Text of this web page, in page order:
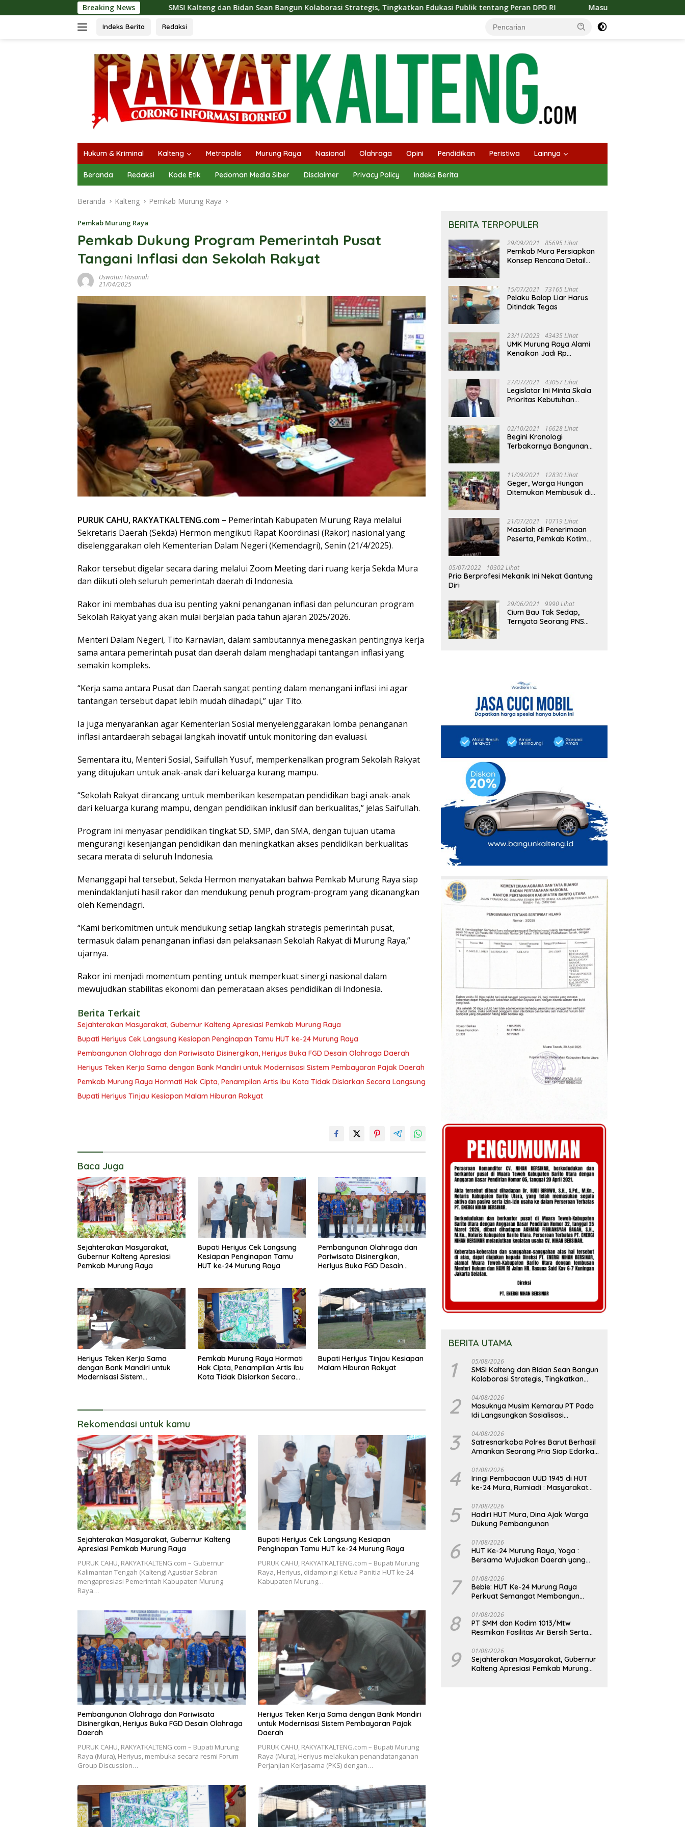
ke
Breaking News
SMSI Kalteng dan Bidan Sean Bangun Kolaborasi Strategis, Tingkatkan Edukasi Publik tentang Peran DPD RI Masuknya Musim Kemarau PT Pada Idi
Indeks Berita Redaksi
Hukum & Kriminal Kalteng Metropolis Murung Raya Nasional Olahraga Opini Pendidikan Peristiwa Lainnya
Beranda Redaksi Kode Etik Pedoman Media Siber Disclaimer Privacy Policy Indeks Berita
Beranda Kalteng Pemkab Murung Raya
Pemkab Murung Raya
Pemkab Dukung Program Pemerintah Pusat
Tangani Inflasi dan Sekolah Rakyat
Uswatun Hasanah
21/04/2025
PURUK CAHU, RAKYATKALTENG.com – Pemerintah Kabupaten Murung Raya melalui
Sekretaris Daerah (Sekda) Hermon mengikuti Rapat Koordinasi (Rakor) nasional yang
diselenggarakan oleh Kementerian Dalam Negeri (Kemendagri), Senin (21/4/2025).
Rakor tersebut digelar secara daring melalui Zoom Meeting dari ruang kerja Sekda Mura
dan diikuti oleh seluruh pemerintah daerah di Indonesia.
Rakor ini membahas dua isu penting yakni penanganan inflasi dan peluncuran program
Sekolah Rakyat yang akan mulai berjalan pada tahun ajaran 2025/2026.
Menteri Dalam Negeri, Tito Karnavian, dalam sambutannya menegaskan pentingnya kerja
sama antara pemerintah pusat dan daerah dalam menghadapi tantangan inflasi yang
semakin kompleks.
“Kerja sama antara Pusat dan Daerah sangat penting dalam menangani inflasi ini agar
tantangan tersebut dapat lebih mudah dihadapi,” ujar Tito.
Ia juga menyarankan agar Kementerian Sosial menyelenggarakan lomba penanganan
inflasi antardaerah sebagai langkah inovatif untuk monitoring dan evaluasi.
Sementara itu, Menteri Sosial, Saifullah Yusuf, memperkenalkan program Sekolah Rakyat
yang ditujukan untuk anak-anak dari keluarga kurang mampu.
“Sekolah Rakyat dirancang untuk memberikan kesempatan pendidikan bagi anak-anak
dari keluarga kurang mampu, dengan pendidikan inklusif dan berkualitas,” jelas Saifullah.
Program ini menyasar pendidikan tingkat SD, SMP, dan SMA, dengan tujuan utama
mengurangi kesenjangan pendidikan dan meningkatkan akses pendidikan berkualitas
secara merata di seluruh Indonesia.
Menanggapi hal tersebut, Sekda Hermon menyatakan bahwa Pemkab Murung Raya siap
menindaklanjuti hasil rakor dan mendukung penuh program-program yang dicanangkan
oleh Kemendagri.
“Kami berkomitmen untuk mendukung setiap langkah strategis pemerintah pusat,
termasuk dalam penanganan inflasi dan pelaksanaan Sekolah Rakyat di Murung Raya,”
ujarnya.
Rakor ini menjadi momentum penting untuk memperkuat sinergi nasional dalam
mewujudkan stabilitas ekonomi dan pemerataan akses pendidikan di Indonesia.
Berita Terkait
Sejahterakan Masyarakat, Gubernur Kalteng Apresiasi Pemkab Murung Raya
Bupati Heriyus Cek Langsung Kesiapan Penginapan Tamu HUT ke-24 Murung Raya
Pembangunan Olahraga dan Pariwisata Disinergikan, Heriyus Buka FGD Desain Olahraga Daerah
Heriyus Teken Kerja Sama dengan Bank Mandiri untuk Modernisasi Sistem Pembayaran Pajak Daerah
Pemkab Murung Raya Hormati Hak Cipta, Penampilan Artis Ibu Kota Tidak Disiarkan Secara Langsung
Bupati Heriyus Tinjau Kesiapan Malam Hiburan Rakyat
Baca Juga
Sejahterakan Masyarakat,
Gubernur Kalteng Apresiasi
Pemkab Murung Raya
Bupati Heriyus Cek Langsung
Kesiapan Penginapan Tamu
HUT ke-24 Murung Raya
Pembangunan Olahraga dan
Pariwisata Disinergikan,
Heriyus Buka FGD Desain
Heriyus Teken Kerja Sama
dengan Bank Mandiri untuk
Modernisasi Sistem
Pemkab Murung Raya Hormati
Hak Cipta, Penampilan Artis Ibu
Kota Tidak Disiarkan Secara
Bupati Heriyus Tinjau Kesiapan
Malam Hiburan Rakyat
Rekomendasi untuk kamu
Sejahterakan Masyarakat, Gubernur Kalteng
Apresiasi Pemkab Murung Raya
PURUK CAHU, RAKYATKALTENG.com – Gubernur
Kalimantan Tengah (Kalteng) Agustiar Sabran
mengapresiasi Pemerintah Kabupaten Murung
Raya…
Bupati Heriyus Cek Langsung Kesiapan
Penginapan Tamu HUT ke-24 Murung Raya
PURUK CAHU, RAKYATKALTENG.com – Bupati Murung
Raya, Heriyus, didampingi Ketua Panitia HUT ke-24
Kabupaten Murung…
Pembangunan Olahraga dan Pariwisata
Disinergikan, Heriyus Buka FGD Desain Olahraga
Daerah
PURUK CAHU, RAKYATKALTENG.com – Bupati Murung
Raya (Mura), Heriyus, membuka secara resmi Forum
Group Discussion…
Heriyus Teken Kerja Sama dengan Bank Mandiri
untuk Modernisasi Sistem Pembayaran Pajak
Daerah
PURUK CAHU, RAKYATKALTENG.com – Bupati Murung
Raya (Mura), Heriyus melakukan penandatanganan
Perjanjian Kerjasama (PKS) dengan…
BERITA TERPOPULER
29/09/2021 85695 Lihat
Pemkab Mura Persiapkan
Konsep Rencana Detail
15/07/2021 73165 Lihat
Pelaku Balap Liar Harus
Ditindak Tegas
23/11/2023 43435 Lihat
UMK Murung Raya Alami
Kenaikan Jadi Rp
27/07/2021 43057 Lihat
Legislator Ini Minta Skala
Prioritas Kebutuhan
02/10/2021 16628 Lihat
Begini Kronologi
Terbakarnya Bangunan
11/09/2021 12830 Lihat
Geger, Warga Hungan
Ditemukan Membusuk di
21/07/2021 10719 Lihat
Masalah di Penerimaan
Peserta, Pemkab Kotim
05/07/2022 10302 Lihat
Pria Berprofesi Mekanik Ini Nekat Gantung
Diri
29/06/2021 9990 Lihat
Cium Bau Tak Sedap,
Ternyata Seorang PNS
BERITA UTAMA
1 05/08/2026
SMSI Kalteng dan Bidan Sean Bangun
Kolaborasi Strategis, Tingkatkan
2 04/08/2026
Masuknya Musim Kemarau PT Pada
Idi Langsungkan Sosialisasi
3 04/08/2026
Satresnarkoba Polres Barut Berhasil
Amankan Seorang Pria Siap Edarkan
Gram
4 01/08/2026
Iringi Pembacaan UUD 1945 di HUT
ke-24 Mura, Rumiadi : Masyarakat
yang Lebih Besar
5 01/08/2026
Hadiri HUT Mura, Dina Ajak Warga
Dukung Pembangunan
6 01/08/2026
HUT Ke-24 Murung Raya, Yoga :
Bersama Wujudkan Daerah yang
7 01/08/2026
Bebie: HUT Ke-24 Murung Raya
Perkuat Semangat Membangun
8 01/08/2026
PT SMM dan Kodim 1013/Mtw
Resmikan Fasilitas Air Bersih Serta
Masyarakat
9 01/08/2026
Sejahterakan Masyarakat, Gubernur
Kalteng Apresiasi Pemkab Murung